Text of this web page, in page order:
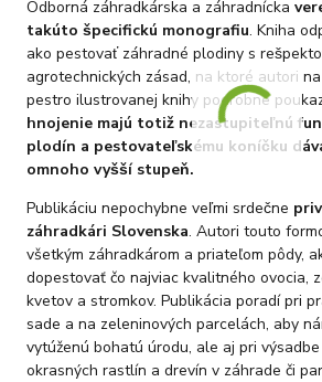
Odborná záhradkárska a záhradnícka
takúto špecifickú monografiu. Kniha
ako pestovať záhradné plodiny s
agrotechnických zásad, na ktoré autori
pestro ilustrovanej knihy podrobne
hnojenie majú totiž nezastupiteľnú
plodín a pestovateľskému koníčku
omnoho vyšší stupeň.
Publikáciu nepochybne veľmi srdečne
záhradkári Slovenska. Autori touto
všetkým záhradkárom a priateľom pôdy,
dopestovať čo najviac kvalitného ovocia,
kvetov a stromkov. Publikácia poradí pri
sade a na zeleninových parcelách, aby
vytúženú bohatú úrodu, ale aj pri
okrasných rastlín a drevín v záhrade či